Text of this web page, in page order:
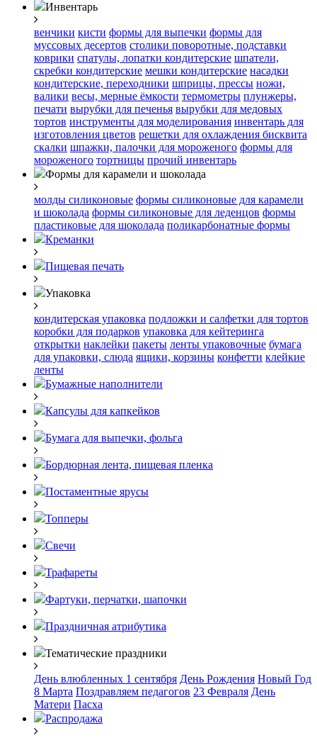
Инвентарь
венчики кисти формы для выпечки формы для
муссовых десертов столики поворотные, подставки
коврики cпатулы, лопатки кондитерские шпатели,
скребки кондитерские мешки кондитерские насадки
кондитерские, переходники шприцы, прессы ножи,
валики весы, мерные ёмкости термометры плунжеры,
печати вырубки для печенья вырубки для медовых
тортов инструменты для моделирования инвентарь для
изготовления цветов решетки для охлаждения бисквита
скалки шпажки, палочки для мороженого формы для
мороженого тортницы прочий инвентарь
Формы для карамели и шоколада
молды силиконовые формы силиконовые для карамели
и шоколада формы силиконовые для леденцов формы
пластиковые для шоколада поликарбонатные формы
Креманки
Пищевая печать
Упаковка
кондитерская упаковка подложки и салфетки для тортов
коробки для подарков упаковка для кейтеринга
открытки наклейки пакеты ленты упаковочные бумага
для упаковки, слюда ящики, корзины конфетти клейкие
ленты
Бумажные наполнители
Капсулы для капкейков
Бумага для выпечки, фольга
Бордюрная лента, пищевая пленка
Постаментные ярусы
Топперы
Свечи
Трафареты
Фартуки, перчатки, шапочки
Праздничная атрибутика
Тематические праздники
День влюбленных 1 сентября День Рождения Новый Год
8 Марта Поздравляем педагогов 23 Февраля День
Матери Пасха
Распродажа